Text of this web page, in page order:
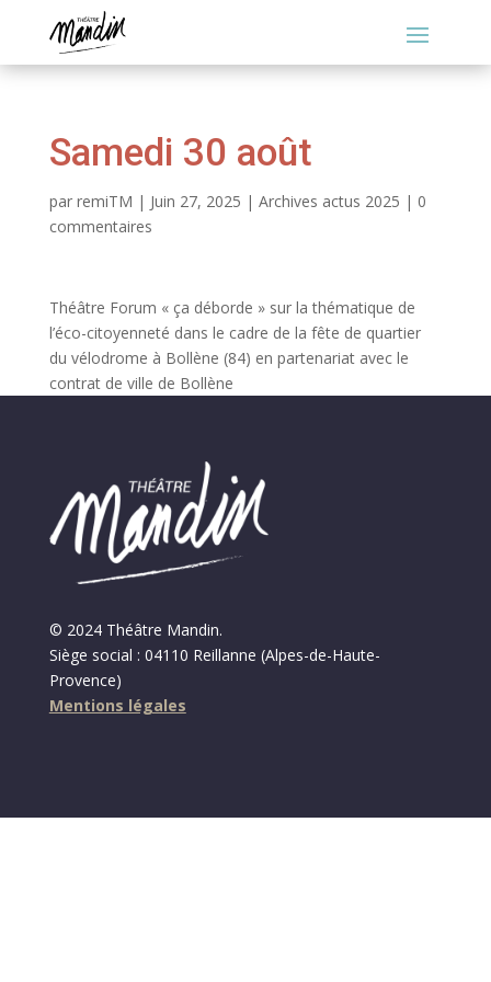
Samedi 30 août
par remiTM | Juin 27, 2025 | Archives actus 2025 | 0
commentaires
Théâtre Forum « ça déborde » sur la thématique de
l’éco-citoyenneté dans le cadre de la fête de quartier
du vélodrome à Bollène (84) en partenariat avec le
contrat de ville de Bollène
© 2024 Théâtre Mandin.
Siège social : 04110 Reillanne (Alpes-de-Haute-
Provence)
Mentions légales